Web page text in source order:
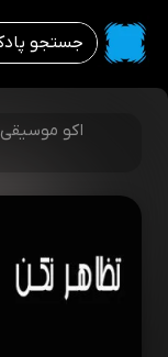
اکو موسیقی